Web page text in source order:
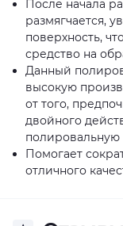
После начала
размягчается,
поверхность,
средство на
Данный
высокую
от того,
двойного
Помогает
отличного